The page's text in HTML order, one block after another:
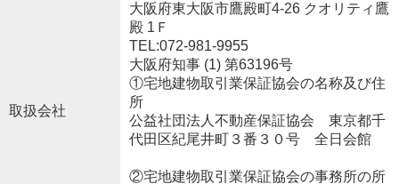
取扱会社
大阪府東大阪市鷹殿町4-26 クオリティ鷹
殿 1Ｆ
TEL:072-981-9955
大阪府知事 (1) 第63196号
①宅地建物取引業保証協会の名称及び住
所
公益社団法人不動産保証協会 東京都千
代田区紀尾井町３番３０号 全日会館
②宅地建物取引業保証協会の事務所の所